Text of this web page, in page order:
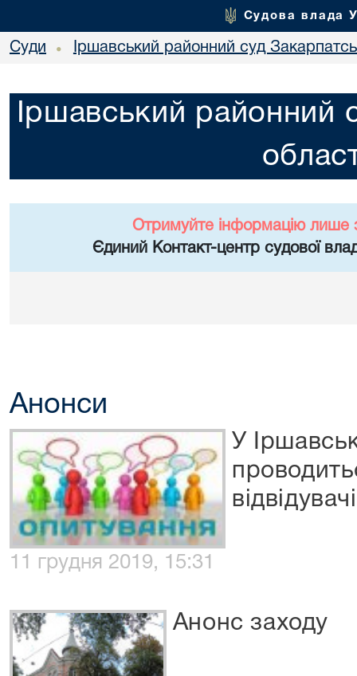
Судова влада
Суди • Іршавський районний суд
Іршавський районний
Отримуйте інформацію лише
Єдиний Контакт-центр судової
Анонси
У
11 грудня 2019, 15:31
Анонс заходу